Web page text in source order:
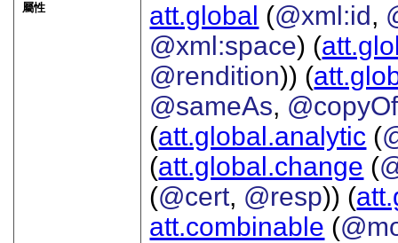
屬性 att.global (@xml:id,
@xml:space) (
@rendition)) (
@sameAs, @copyOf
(att.global.analytic (
(att.global.change (
(@cert, @resp)) (
att.combinable (